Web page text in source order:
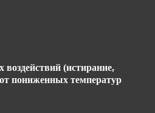
воздействий (истирание,
пониженных температур